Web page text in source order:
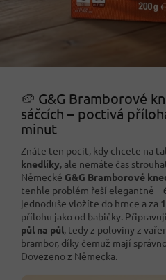
🥔 G&G Bramborové
sáčcích – poctivá
minut
Znáte ten pocit, kdy chcete na
knedlíky, ale nemáte čas
Německé G&G Bramborové
tenhle problém řeší elegantně –
jednoduše vložíte do hrnce a za
přílohu jako od babičky.
půl na půl, tedy z poloviny z
brambor, díky čemuž mají
Dovezeno z Německa.